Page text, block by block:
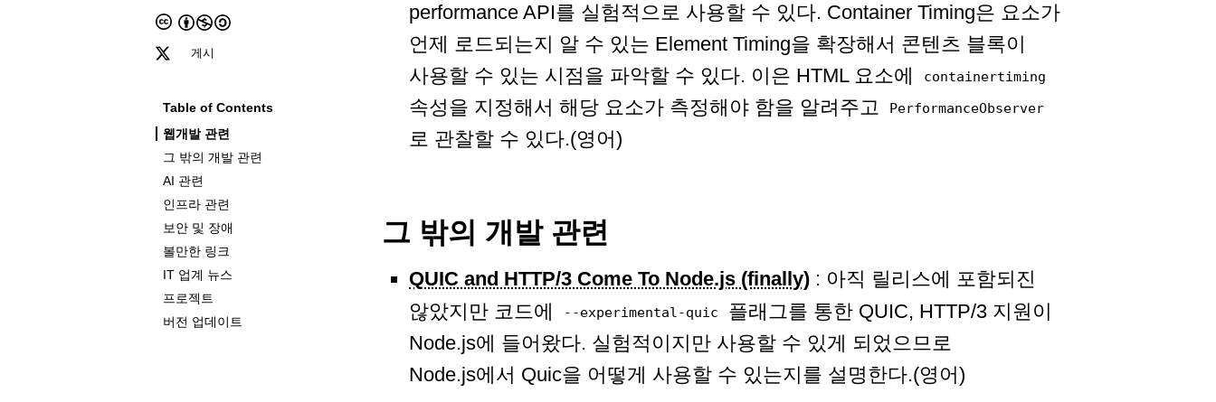
performance API를 실험적으로 사용할 수 있다. Container Timing은 요소가
언제 로드되는지 알 수 있는 Element Timing을 확장해서 콘텐츠 블록이
사용할 수 있는 시점을 파악할 수 있다. 이은 HTML 요소에
containertiming
속성을 지정해서 해당 요소가 측정해야 함을 알려주고 PerformanceObserver
로 관찰할 수 있다.(영어)
그 밖의 개발 관련
QUIC and HTTP/3 Come To Node.js (finally) : 아직 릴리스에 포함되진
않았지만 코드에
--experimental-quic
플래그를 통한 QUIC, HTTP/3 지원이
Node.js에 들어왔다. 실험적이지만 사용할 수 있게 되었으므로
Node.js에서 Quic을 어떻게 사용할 수 있는지를 설명한다.(영어)
게시
Table of Contents
웹개발 관련
그 밖의 개발 관련
AI 관련
인프라 관련
보안 및 장애
볼만한 링크
IT 업계 뉴스
프로젝트
버전 업데이트